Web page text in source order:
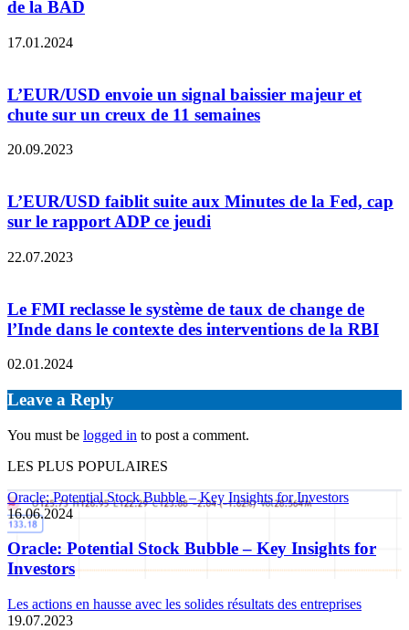
de la BAD
17.01.2024
L’EUR/USD envoie un signal baissier majeur et
chute sur un creux de 11 semaines
20.09.2023
L’EUR/USD faiblit suite aux Minutes de la Fed, cap
sur le rapport ADP ce jeudi
22.07.2023
Le FMI reclasse le système de taux de change de
l’Inde dans le contexte des interventions de la RBI
02.01.2024
Leave a Reply
You must be logged in to post a comment.
LES PLUS POPULAIRES
Oracle: Potential Stock Bubble – Key Insights for Investors
16.06.2024
Oracle: Potential Stock Bubble – Key Insights for
Investors
Les actions en hausse avec les solides résultats des entreprises
19.07.2023